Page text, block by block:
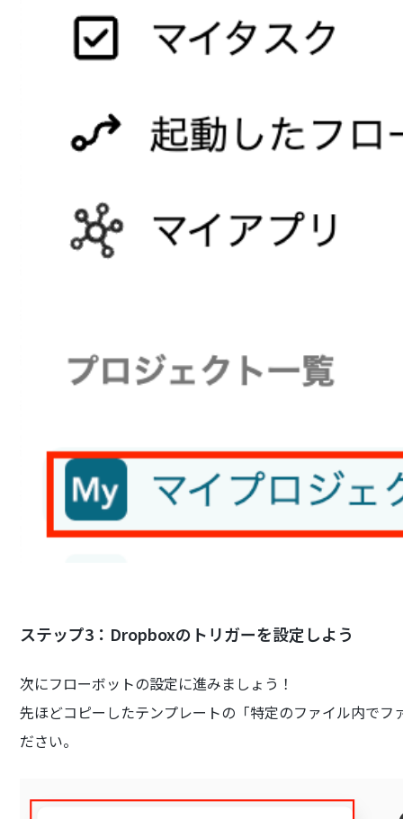
ステップ3：Dropboxのトリガーを設定しよう
次にフローボットの設定に進みましょう！
先ほどコピーしたテンプレートの「特定のファイル内で
ださい。